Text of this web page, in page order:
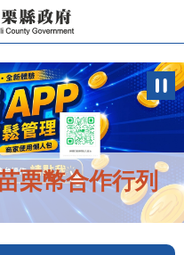
栗幣合作行列